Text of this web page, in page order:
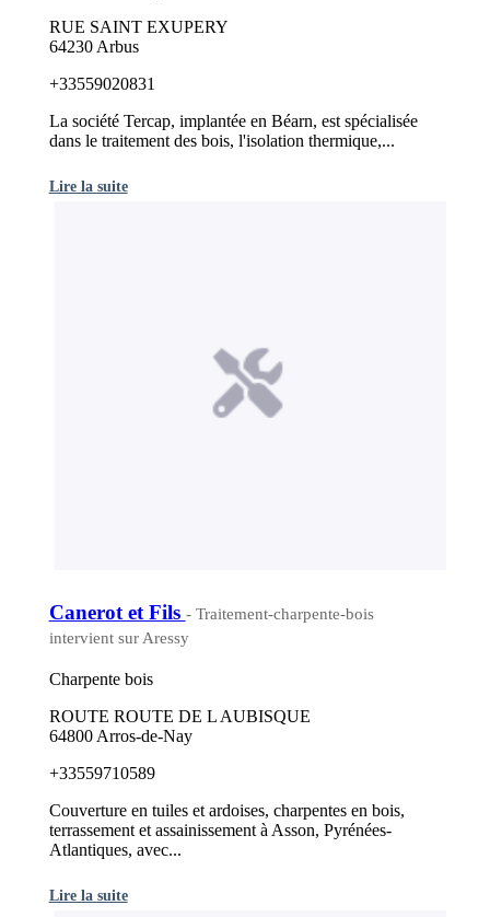
RUE SAINT EXUPERY
64230 Arbus
+33559020831
La société Tercap, implantée en Béarn, est spécialisée
dans le traitement des bois, l'isolation thermique,...
Lire la suite
Canerot et Fils - Traitement-charpente-bois
intervient sur Aressy
Charpente bois
ROUTE ROUTE DE L AUBISQUE
64800 Arros-de-Nay
+33559710589
Couverture en tuiles et ardoises, charpentes en bois,
terrassement et assainissement à Asson, Pyrénées-
Atlantiques, avec...
Lire la suite